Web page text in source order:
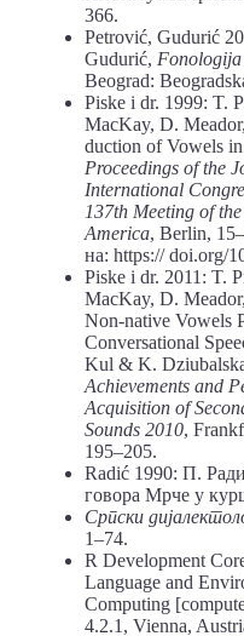
366.
Petrović, Gudurić
Gudurić, Fonologija
Beograd:
Piske i dr. 1999: T.
MacKay, D.
duction of Vowels
Proceedings of the
International
137th Meeting of
America, Berlin,
на: https:// doi.org/
Piske i dr. 2011: T.
MacKay, D.
Non-native Vowels
Conversational
Kul & K.
Achievements and
Acquisition of
Sounds 2010,
195–205.
Radić 1990: П.
говора Мрче у
Српски
1–74.
R Development
Language and
Computing
4.2.1, Vienna,